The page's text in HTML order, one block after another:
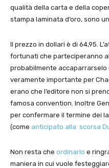
qualità della carta e della
stampa laminata d’oro, sono
Il prezzo in dollari è di 64,95.
fortunati che parteciperanno
probabilmente accaparrarselo
veramente importante per
erano che l’editore non si
famosa convention. Inoltre
per confermare il termine dei
(come anticipato alla scorsa
Non resta che ordinarlo e
maniera in cui vuole